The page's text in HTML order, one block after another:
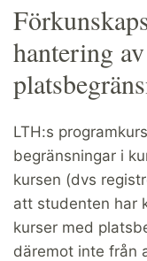
hantering
LTH:s
begränsningar i
kursen (dvs
att studenten har
kurser med
däremot inte från